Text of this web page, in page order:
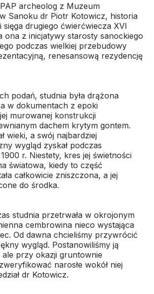
archeolog z Muzeum
Sanoku dr Piotr Kotowicz, historia
sięga drugiego ćwierćwiecza XVI
ona z inicjatywy starosty sanockiego
podczas wielkiej przebudowy
renesansową rezydencję
podań, studnia była drążona
w dokumentach z epoki
murowanej konstrukcji
dachem krytym gontem.
wieki, a swój najbardziej
wygląd zyskał podczas
r. Niestety, kres jej świetności
światowa, kiedy to część
całkowicie zniszczona, a jej
do środka.
studnia przetrwała w okrojonym
cembrowina nieco wystająca
Od dawna chcieliśmy przywrócić
wygląd. Postanowiliśmy ją
przy okazji gruntownie
narosłe wokół niej
dr Kotowicz.